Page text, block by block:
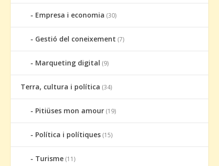
Empresa i economia (30)
Gestió del coneixement (7)
Marqueting digital (9)
Terra, cultura i política (34)
Pitiüses mon amour (19)
Política i polítiques (15)
Turisme (11)